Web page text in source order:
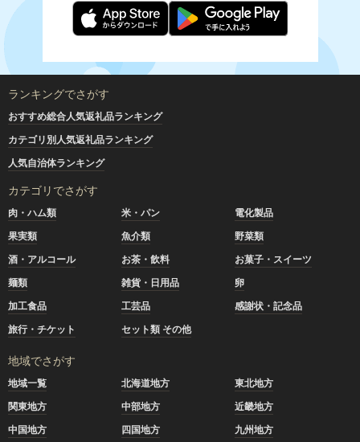
ランキングでさがす
おすすめ総合人気返礼品ランキング
カテゴリ別人気返礼品ランキング
人気自治体ランキング
カテゴリでさがす
肉・ハム類 米・パン
電化製品
果実類
魚介類
野菜類
酒・アルコール
お茶・飲料
お菓子・スイーツ
麺類
雑貨・日用品
卵
加工食品
工芸品
感謝状・記念品
旅行・チケット
セット類 その他
地域でさがす
地域一覧 北海道地方
東北地方
関東地方
中部地方
近畿地方
中国地方
四国地方 九州地方